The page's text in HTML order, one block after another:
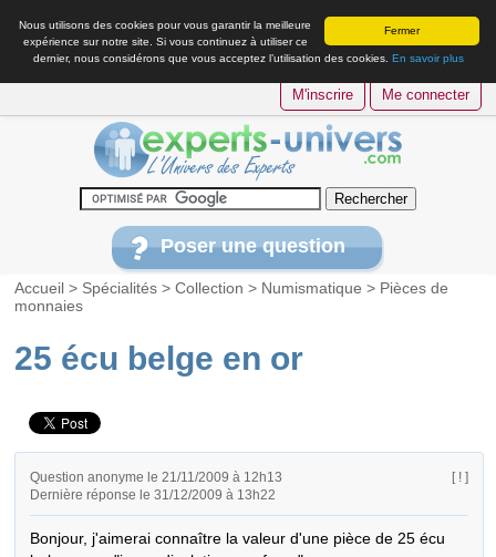
Fermer
Nous utilisons des cookies pour vous garantir la meilleure
expérience sur notre site. Si vous continuez à utiliser ce
dernier, nous considérons que vous acceptez l’utilisation des cookies. En savoir plus
M'inscrire Me connecter
Poser une question
Accueil > Spécialités >Collection > Numismatique > Pièces de
monnaies
25 écu belge en or
Question anonyme le 21/11/2009 à 12h13
Dernière réponse le 31/12/2009 à 13h22
[ ! ]
Bonjour, j'aimerai connaître la valeur d'une pièce de 25 écu